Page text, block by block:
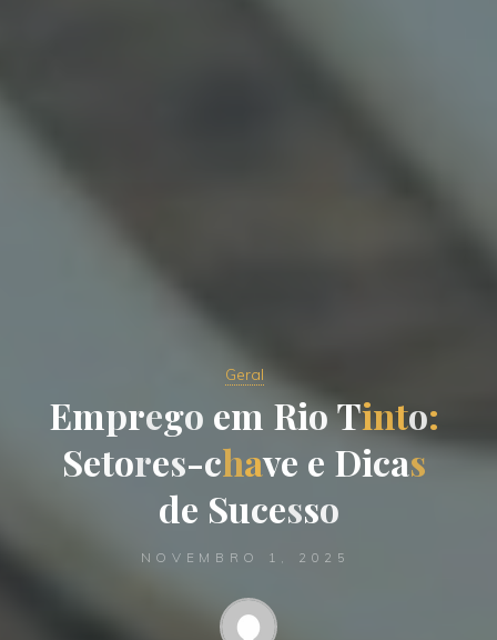
Geral
Emprego em RioTinto:
Setores-chave e Dicas
de Sucesso
NOVEMBRO 1, 2025